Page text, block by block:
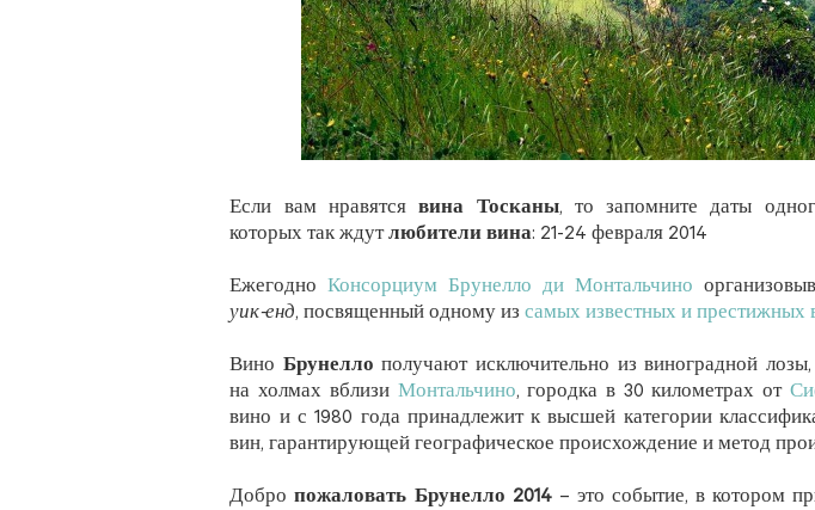
Если вам нравятсявина Тосканы, то запомните даты
которых так ждутлюбители вина: 21-24 февраля 2014
ЕжегодноКонсорциум Брунелло ди Монтальчино
уик-енд, посвященный одному изсамых известных и престижных
Вино Брунеллополучают исключительно из виноградной
на холмах вблизи Монтальчино, городка в 30 километрах от
вино и с 1980 года принадлежит к высшей категории
вин, гарантирующей географическое происхождение и метод
Добропожаловать Брунелло 2014– это событие, в котором